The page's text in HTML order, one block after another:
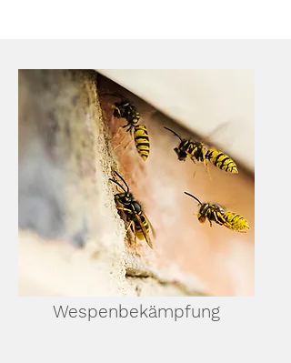
Wespenbekämpfung